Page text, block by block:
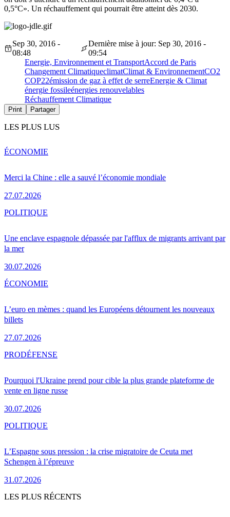
0,5°C». Un réchauffement qui pourrait être atteint dès 2030.
Sep 30, 2016 -
08:48
Dernière mise à jour: Sep 30, 2016 -
09:54
Energie, Environnement et TransportAccord de Paris
Changement ClimatiqueclimatClimat & EnvironnementCO2
COP22émission de gaz à effet de serreEnergie & Climat
énergie fossileénergies renouvelables
Réchauffement Climatique
Print Partager
LES PLUS LUS
Merci la Chine : elle a sauvé l’économie mondiale
27.07.2026
ÉCONOMIE
Une enclave espagnole dépassée par l'afflux de migrants arrivant par
la mer
30.07.2026
POLITIQUE
L’euro en mèmes : quand les Européens détournent les nouveaux
billets
27.07.2026
ÉCONOMIE
Pourquoi l'Ukraine prend pour cible la plus grande plateforme de
vente en ligne russe
30.07.2026
PRODÉFENSE
L’Espagne sous pression : la crise migratoire de Ceuta met
Schengen à l’épreuve
31.07.2026
POLITIQUE
LES PLUS RÉCENTS